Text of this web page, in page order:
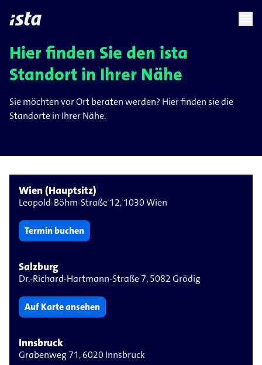
languagechevron_right
Hier finden Sie den ista
Standort in Ihrer Nähe
Sie möchten vor Ort beraten werden? Hier finden sie die
Standorte in Ihrer Nähe.
Wien (Hauptsitz)
Leopold-Böhm-Straße 12, 1030 Wien
Termin buchen
Salzburg
Dr.-Richard-Hartmann-Straße 7, 5082 Grödig
Auf Karte ansehen
Innsbruck
Grabenweg 71, 6020 Innsbruck